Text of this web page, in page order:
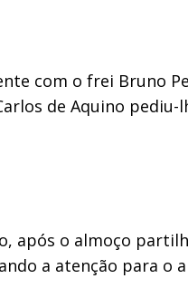
com o frei Bruno
de Aquino
após o almoço
a atenção para o